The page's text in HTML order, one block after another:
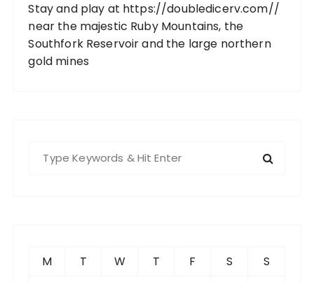
Stay and play at https://doubledicerv.com//
near the majestic Ruby Mountains, the
Southfork Reservoir and the large northern
gold mines
M T W T F S
S